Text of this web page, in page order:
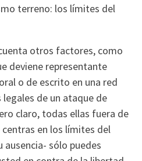
terreno: los límites del
otros factores, como
deviene representante
o de escrito en una red
legales de un ataque de
claro, todas ellas fuera de
en los límites del
ausencia- sólo puedes